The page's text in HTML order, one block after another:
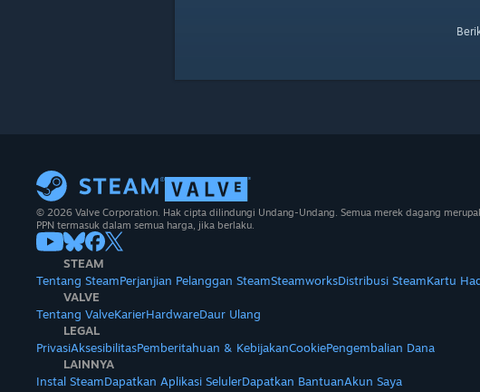
© 2026 Valve Corporation. Hak cipta dilindungi Undang-Undang. Semua merek dagang
PPN termasuk dalam semua harga, jika berlaku.
STEAM
Tentang SteamPerjanjian Pelanggan SteamSteamworksDistribusi SteamKartu
VALVE
Tentang ValveKarierHardwareDaur Ulang
LEGAL
PrivasiAksesibilitasPemberitahuan & KebijakanCookiePengembalian Dana
LAINNYA
Instal SteamDapatkan Aplikasi SelulerDapatkan BantuanAkun Saya